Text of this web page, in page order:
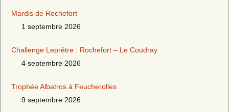
Mardis de Rochefort
1 septembre 2026
Challenge Leprêtre : Rochefort – Le Coudray
4 septembre 2026
Trophée Albatros à Feucherolles
9 septembre 2026